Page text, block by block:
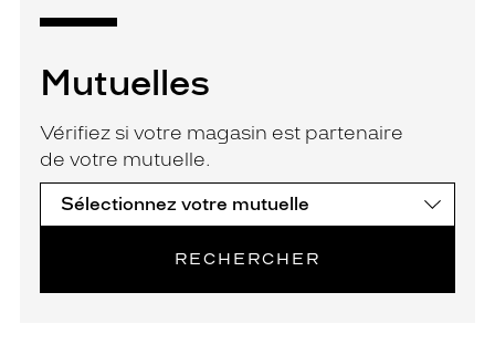
Mutuelles
Vérifiez si votre magasin est partenaire
de votre mutuelle.
RECHERCHER